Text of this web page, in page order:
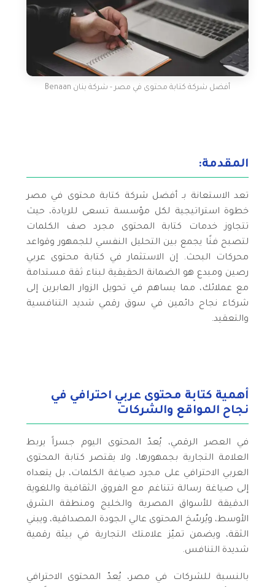
أفضل شركة كتابة محتوى في مصر - شركة بنان Benaan
المقدمة:
تعد الاستعانة بـ أفضل شركة كتابة محتوى في مصر
خطوة استراتيجية لكل مؤسسة تسعى للريادة، حيث
تتجاوز خدمات كتابة المحتوى مجرد صف الكلمات
لتصبح فنًا يجمع بين التحليل النفسي للجمهور وقواعد
محركات البحث. إن الاستثمار في كتابة محتوى عربي
رصين ومبدع هو الضمانة الحقيقية لبناء ثقة مستدامة
مع عملائك، مما يساهم في تحويل الزوار العابرين إلى
شركاء نجاح دائمين في سوق رقمي شديد التنافسية
والتعقيد.
أهمية كتابة محتوى عربي احترافي في
نجاح المواقع والشركات
في العصر الرقمي، يُعدّ المحتوى اليوم جسراً يربط
العلامة التجارية بجمهورها، ولا يقتصر كتابة المحتوى
العربي الاحترافي على مجرد صياغة الكلمات، بل يتعداه
إلى صياغة رسالة تتناغم مع الفروق الثقافية واللغوية
الدقيقة للأسواق المصرية والخليج ومنطقة الشرق
الأوسط، ويُرسّخ المحتوى عالي الجودة المصداقية، ويبني
الثقة، ويضمن تميّز علامتك التجارية في بيئة رقمية
شديدة التنافس.
بالنسبة للشركات في مصر، يُعدّ المحتوى الاحترافي